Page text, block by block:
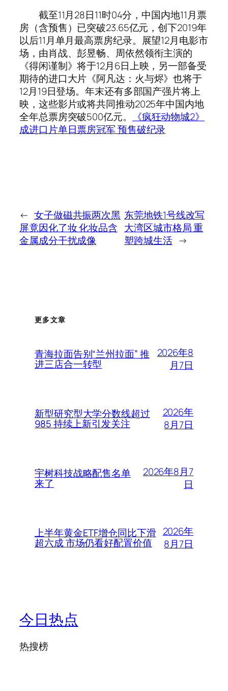
截至11月28日11时04分，中国内地11月票
房（含预售）已突破23.65亿元，创下2019年
以后11月单月最高票房纪录。展望12月电影市
场，由肖战、彭昱畅、周依然领衔主演的
《得闲谨制》将于12月6日上映，另一部备受
期待的进口大片《阿凡达：火与烬》也将于
12月19日登场。年末还有多部国产强片将上
映，这些影片或将共同推动2025年中国内地
全年总票房突破500亿元。
《疯狂动物城2》
成进口片单日票房冠军 预售破纪录
← 女子做磁共振两次黑
屏竟因化了妆 化妆品含
金属成分干扰成像
东莞地铁1号线改写
大湾区城市格局 重
塑跨城生活 →
更多文章
青海拉面告别“兰州拉面” 推
进三店合一转型
2026年8
月7日
新型研究型大学分数线超过
985 持续上新引发关注
2026年
8月7日
宇树科技战略配售名单
来了
2026年8月7
日
上半年黄金ETF增仓同比下滑
超六成 市场仍看好配置价值
2026年
8月7日
今日热点
热搜榜